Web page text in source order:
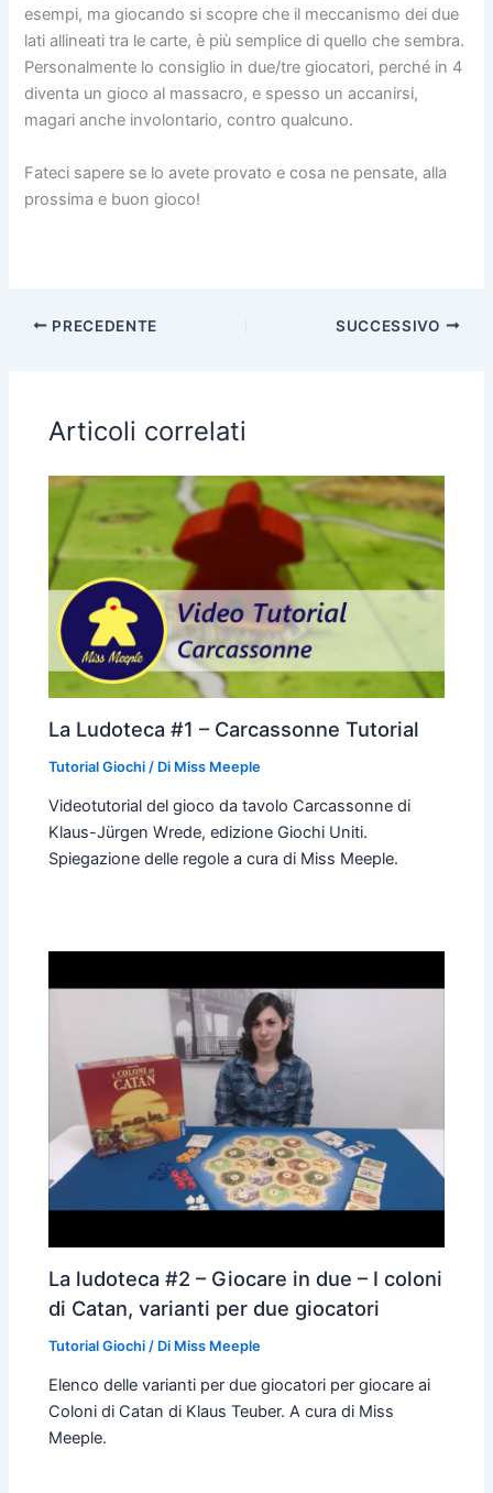
esempi, ma giocando si scopre che il meccanismo dei due
lati allineati tra le carte, è più semplice di quello che sembra.
Personalmente lo consiglio in due/tre giocatori, perché in 4
diventa un gioco al massacro, e spesso un accanirsi,
magari anche involontario, contro qualcuno.
Fateci sapere se lo avete provato e cosa ne pensate, alla
prossima e buon gioco!
PRECEDENTE SUCCESSIVO
Articoli correlati
La Ludoteca #1 – Carcassonne Tutorial
Tutorial Giochi / Di Miss Meeple
Videotutorial del gioco da tavolo Carcassonne di
Klaus-Jürgen Wrede, edizione Giochi Uniti.
Spiegazione delle regole a cura di Miss Meeple.
La ludoteca #2 – Giocare in due – I coloni
di Catan, varianti per due giocatori
Tutorial Giochi / Di Miss Meeple
Elenco delle varianti per due giocatori per giocare ai
Coloni di Catan di Klaus Teuber. A cura di Miss
Meeple.